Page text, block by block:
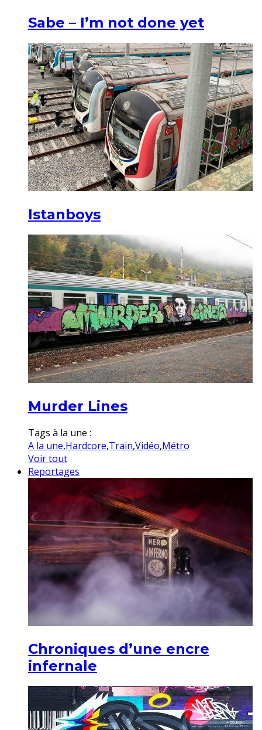
Sabe – I’m not done yet
Istanboys
Murder Lines
Tags à la une :
A la une,Hardcore,Train,Vidéo,Métro
Voir tout
Reportages
Chroniques d’une encre
infernale